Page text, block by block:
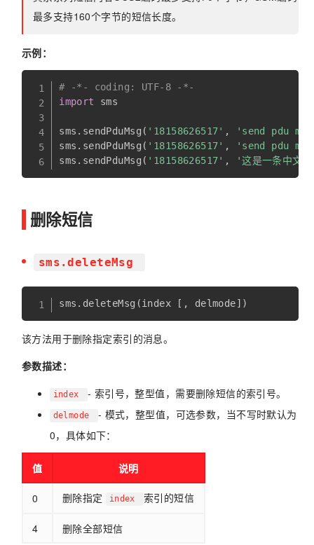
最多支持160个字节的短信长度。
示例：
# -*- coding: UTF-8 -*-
import
sms
sms . sendPduMsg ( '18158626517' ,
'send pdu
sms . sendPduMsg ( '18158626517' ,
'send pdu
sms . sendPduMsg ( '18158626517' , '这是一条中文
删除短信
sms.deleteMsg
该方法用于删除指定索引的消息。
参数描述：
index - 索引号，整型值，需要删除短信的索引号。
delmode
- 模式，整型值，可选参数，当不写时默认为
0，具体如下：
值 说明
0 删除指定 index 索引的短信
4 删除全部短信